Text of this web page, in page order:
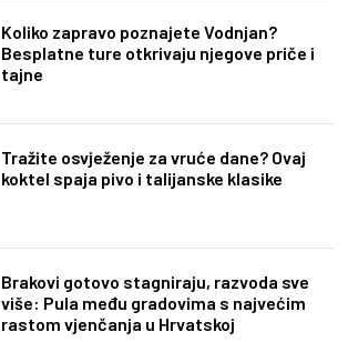
Koliko zapravo poznajete Vodnjan?
Besplatne ture otkrivaju njegove priče i
tajne
Tražite osvježenje za vruće dane? Ovaj
koktel spaja pivo i talijanske klasike
Brakovi gotovo stagniraju, razvoda sve
više: Pula među gradovima s najvećim
rastom vjenčanja u Hrvatskoj